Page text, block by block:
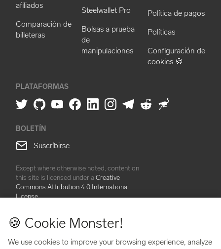
🍪 Cookie Monster!
We use cookies to improve your browsing experience, analyze
afiliados
Comparación de
billeteras
Steelwallet Pro
Bolsas a prueba
de
manipulaciones
Política de pagos
Políticas
Configuración de
cookies 🍪
PLATAFORMAS
BOLETÍN
Suscríbirse
Except where otherwise noted, content on
this site is licensed under aCreative
Commons Attribution 4.0 International
License
accessories created by Shift Crypto AG. BitBox devices are